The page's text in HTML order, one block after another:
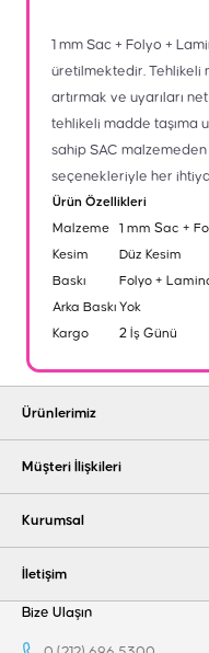
1 mm Sac + Folyo +
üretilmektedir. Tehlikeli
artırmak ve uyarıları
tehlikeli madde taşıma
sahip SAC
seçenekleriyle her
Ürün Özellikleri
Malzeme
1 mm Sac +
Kesim
Düz Kesim
Baskı
Folyo +
Arka Baskı Yok
Kargo
2 İş Günü
Ürünlerimiz
Müşteri İlişkileri
Kurumsal
İletişim
Bize Ulaşın